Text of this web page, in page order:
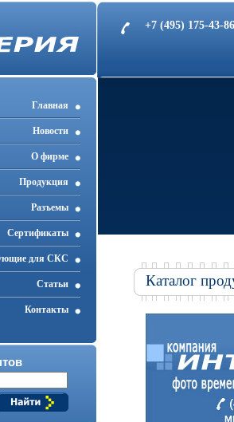
+7 (495) 175-43-
Главная
Новости
О фирме
Продукция
Разъемы
Cертификаты
для СКС
Статьи
Контакты
Каталог